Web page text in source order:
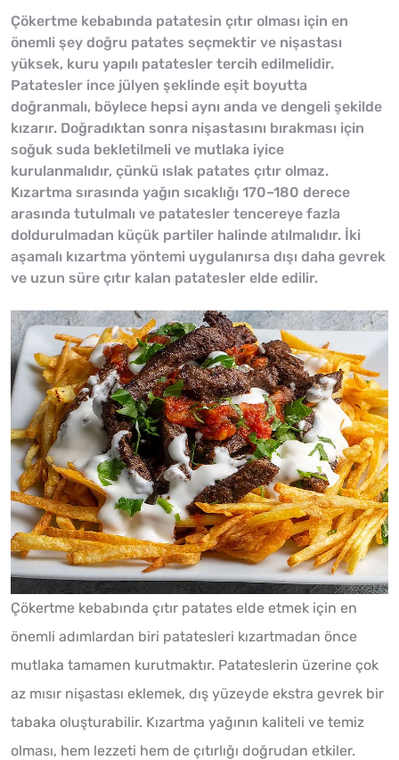
Çökertme kebabında patatesin çıtır olması için en
önemli şey doğru patates seçmektir ve nişastası
yüksek, kuru yapılı patatesler tercih edilmelidir.
Patatesler ince jülyen şeklinde eşit boyutta
doğranmalı, böylece hepsi aynı anda ve dengeli şekilde
kızarır. Doğradıktan sonra nişastasını bırakması için
soğuk suda bekletilmeli ve mutlaka iyice
kurulanmalıdır, çünkü ıslak patates çıtır olmaz.
Kızartma sırasında yağın sıcaklığı 170–180 derece
arasında tutulmalı ve patatesler tencereye fazla
doldurulmadan küçük partiler halinde atılmalıdır. İki
aşamalı kızartma yöntemi uygulanırsa dışı daha gevrek
ve uzun süre çıtır kalan patatesler elde edilir.
Çökertme kebabında çıtır patates elde etmek için en
önemli adımlardan biri patatesleri kızartmadan önce
mutlaka tamamen kurutmaktır. Patateslerin üzerine çok
az mısır nişastası eklemek, dış yüzeyde ekstra gevrek bir
tabaka oluşturabilir. Kızartma yağının kaliteli ve temiz
olması, hem lezzeti hem de çıtırlığı doğrudan etkiler.